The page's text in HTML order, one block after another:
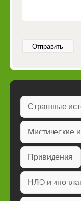
Отправить
Страшные
Мистические
Привидения
НЛО и